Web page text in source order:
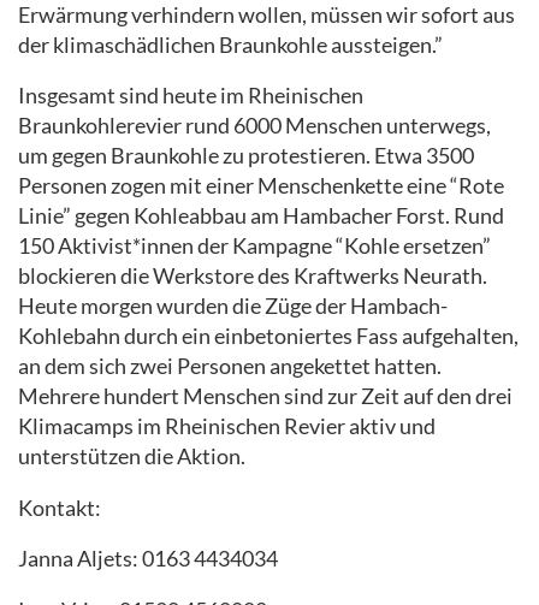
Erwärmung verhindern wollen, müssen wir sofort aus
der klimaschädlichen Braunkohle aussteigen.”
Insgesamt sind heute im Rheinischen
Braunkohlerevier rund 6000 Menschen unterwegs,
um gegen Braunkohle zu protestieren. Etwa 3500
Personen zogen mit einer Menschenkette eine “Rote
Linie” gegen Kohleabbau am Hambacher Forst. Rund
150 Aktivist*innen der Kampagne “Kohle ersetzen”
blockieren die Werkstore des Kraftwerks Neurath.
Heute morgen wurden die Züge der Hambach-
Kohlebahn durch ein einbetoniertes Fass aufgehalten,
an dem sich zwei Personen angekettet hatten.
Mehrere hundert Menschen sind zur Zeit auf den drei
Klimacamps im Rheinischen Revier aktiv und
unterstützen die Aktion.
Kontakt:
Janna Aljets: 0163 4434034